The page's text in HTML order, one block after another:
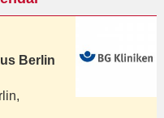
Berlin